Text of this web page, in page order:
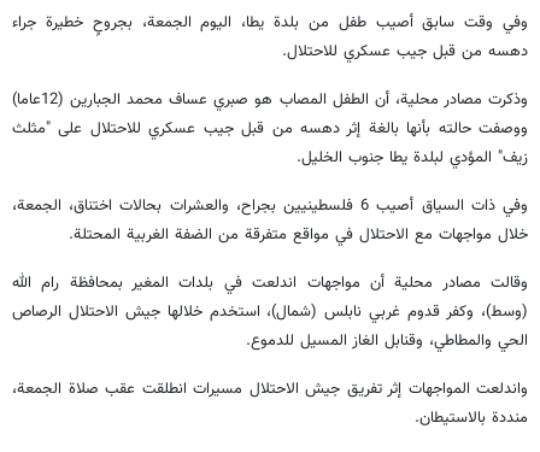
وفي وقت سابق أصيب طفل من بلدة يطا، اليوم الجمعة، بجروحٍ خطيرة جراء
دهسه من قبل جيب عسكري للاحتلال.
وذكرت مصادر محلية، أن الطفل المصاب هو صبري عساف محمد الجبارين (12عاما)
ووصفت حالته بأنها بالغة إثر دهسه من قبل جيب عسكري للاحتلال على "مثلث
زيف" المؤدي لبلدة يطا جنوب الخليل.
وفي ذات السياق أصيب 6 فلسطينيين بجراح، والعشرات بحالات اختناق، الجمعة،
خلال مواجهات مع الاحتلال في مواقع متفرقة من الضفة الغربية المحتلة.
وقالت مصادر محلية أن مواجهات اندلعت في بلدات المغير بمحافظة رام الله
(وسط)، وكفر قدوم غربي نابلس (شمال)، استخدم خلالها جيش الاحتلال الرصاص
الحي والمطاطي، وقنابل الغاز المسيل للدموع.
واندلعت المواجهات إثر تفريق جيش الاحتلال مسيرات انطلقت عقب صلاة الجمعة،
منددة بالاستيطان.